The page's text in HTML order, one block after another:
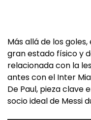
Más allá de los
gran estado físico y
relacionada con la
antes con el Inter
De Paul, pieza clave
socio ideal de Messi